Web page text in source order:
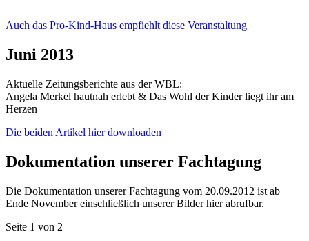
Auch das Pro-Kind-Haus empfiehlt diese Veranstaltung
Juni 2013
Aktuelle Zeitungsberichte aus der WBL:
Angela Merkel hautnah erlebt & Das Wohl der Kinder liegt ihr am
Herzen
Die beiden Artikel hier downloaden
Dokumentation unserer Fachtagung
Die Dokumentation unserer Fachtagung vom 20.09.2012 ist ab
Ende November einschließlich unserer Bilder hier abrufbar.
Seite 1 von 2